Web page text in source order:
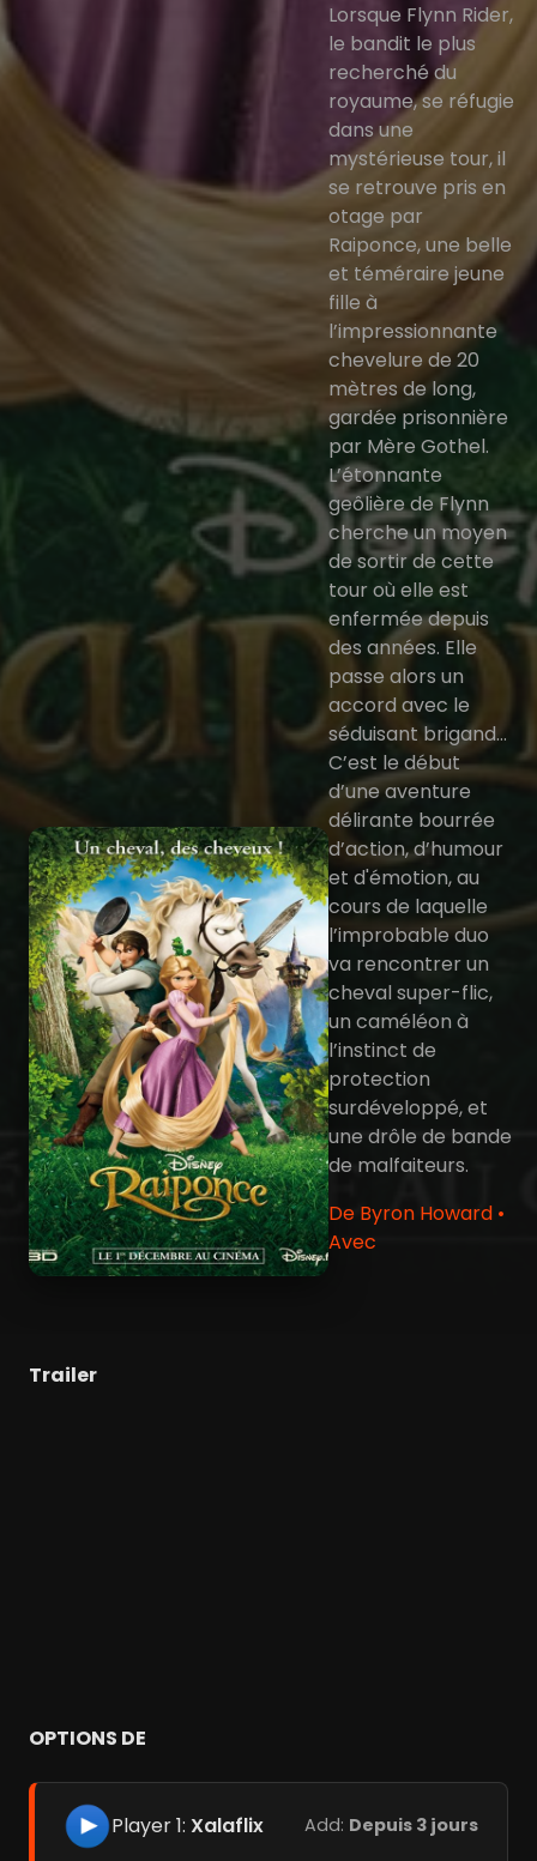
Lorsque Flynn Rider,
le bandit le plus
recherché du
royaume, se réfugie
dans une
mystérieuse tour, il
se retrouve pris en
otage par
Raiponce, une belle
et téméraire jeune
fille à
l’impressionnante
chevelure de 20
mètres de long,
gardée prisonnière
par Mère Gothel.
L’étonnante
geôlière de Flynn
cherche un moyen
de sortir de cette
tour où elle est
enfermée depuis
des années. Elle
passe alors un
accord avec le
séduisant brigand…
C’est le début
d’une aventure
délirante bourrée
d’action, d’humour
et d'émotion, au
cours de laquelle
l’improbable duo
va rencontrer un
cheval super-flic,
un caméléon à
l’instinct de
protection
surdéveloppé, et
une drôle de bande
de malfaiteurs.
De Byron Howard •
Avec
Trailer
OPTIONS DE
Player 1: Xalaflix Add: Depuis 3 jours